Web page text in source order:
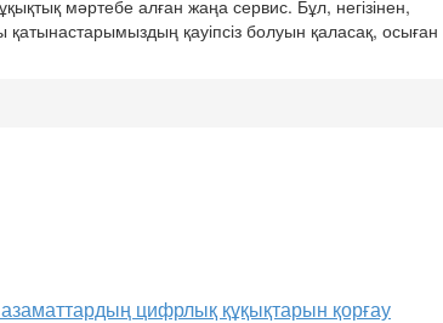
мәртебе алған жаңа сервис. Бұл, негізінен,
қауіпсіз болуын қаласақ, осыған
цифрлық құқықтарын қорғау